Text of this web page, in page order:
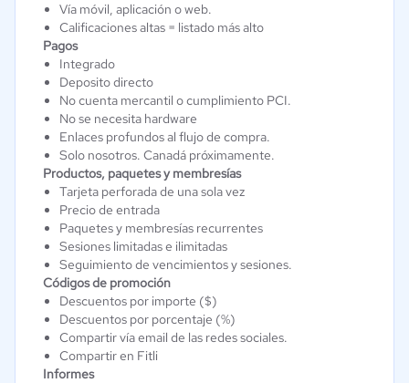
Vía móvil, aplicación o web.
Calificaciones altas = listado más alto
Pagos
Integrado
Deposito directo
No cuenta mercantil o cumplimiento PCI.
No se necesita hardware
Enlaces profundos al flujo de compra.
Solo nosotros. Canadá próximamente.
Productos, paquetes y membresías
Tarjeta perforada de una sola vez
Precio de entrada
Paquetes y membresías recurrentes
Sesiones limitadas e ilimitadas
Seguimiento de vencimientos y sesiones.
Códigos de promoción
Descuentos por importe ($)
Descuentos por porcentaje (%)
Compartir vía email de las redes sociales.
Compartir en Fitli
Informes